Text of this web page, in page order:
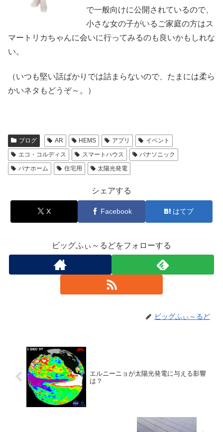
で一般向けに公開されているので、
小さな女の子がいるご家庭の方はス
マートリカちゃんに会いに行ってみるのも良いかもしれな
い。
（いつも堅い話ばかりでは詰まらないので、たまには柔ら
かいネタもどうぞ～。）
ブログ AR HEMS アプリ
イベント
エコ・コルディス
スマートハウス
パナソニック
パナホーム
住宅用 太陽光発電
シェアする
X Facebook はてブ
ビッグふぃ～るどをフォローする
ビッグふぃ～るど
エルニーニョが太陽光発電に与える影響
は？